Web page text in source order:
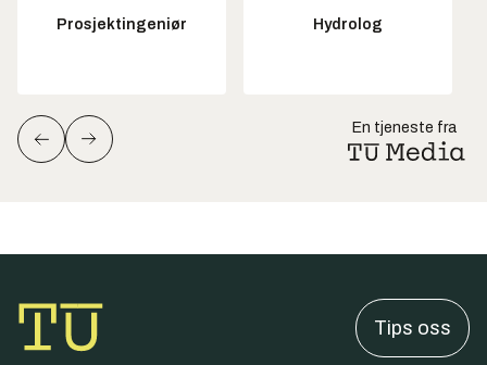
Prosjektingeniør Hydrolog
En tjeneste fra
Tips oss